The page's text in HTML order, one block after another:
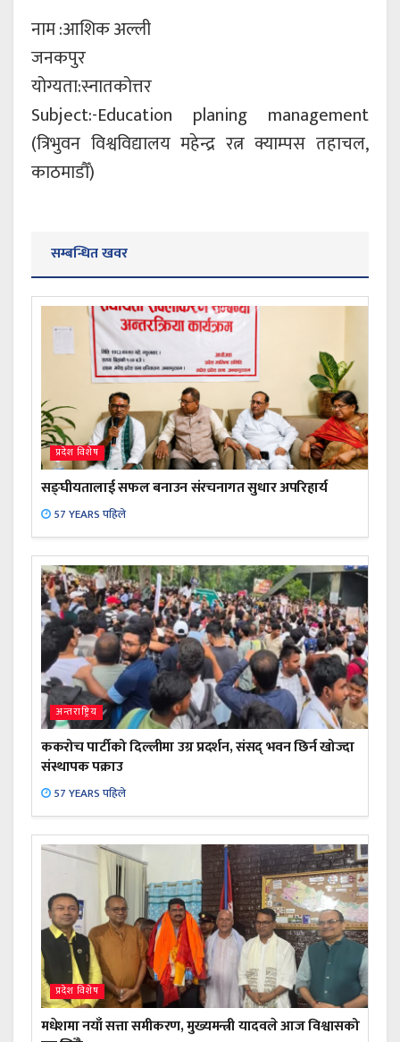
नाम :आशिक अल्ली
जनकपुर
योग्यता:स्नातकोत्तर
Subject:-Education planing management
(त्रिभुवन विश्वविद्यालय महेन्द्र रत्न क्याम्पस तहाचल,
काठमाडौँ)
सम्बन्धित खवर
प्रदेश विशेष
सङ्घीयतालाई सफल बनाउन संरचनागत सुधार अपरिहार्य
57 YEARS पहिले
अन्तराष्ट्रिय
ककरोच पार्टीको दिल्लीमा उग्र प्रदर्शन, संसद् भवन छिर्न खोज्दा
संस्थापक पक्राउ
57 YEARS पहिले
प्रदेश विशेष
मधेशमा नयाँ सत्ता समीकरण, मुख्यमन्त्री यादवले आज विश्वासको